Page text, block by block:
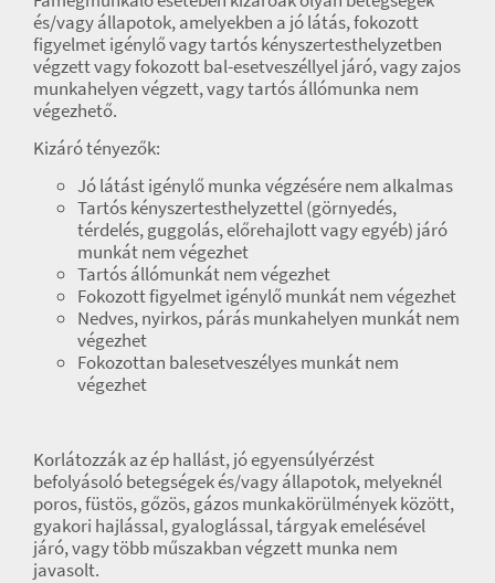
és/vagy állapotok, amelyekben a jó látás, fokozott
figyelmet igénylő vagy tartós kényszertesthelyzetben
végzett vagy fokozott bal-esetveszéllyel járó, vagy zajos
munkahelyen végzett, vagy tartós állómunka nem
végezhető.
Kizáró tényezők:
Jó látást igénylő munka végzésére nem alkalmas
Tartós kényszertesthelyzettel (görnyedés,
térdelés, guggolás, előrehajlott vagy egyéb) járó
munkát nem végezhet
Tartós állómunkát nem végezhet
Fokozott figyelmet igénylő munkát nem végezhet
Nedves, nyirkos, párás munkahelyen munkát nem
végezhet
Fokozottan balesetveszélyes munkát nem
végezhet
Korlátozzák az ép hallást, jó egyensúlyérzést
befolyásoló betegségek és/vagy állapotok, melyeknél
poros, füstös, gőzös, gázos munkakörülmények között,
gyakori hajlással, gyaloglással, tárgyak emelésével
járó, vagy több műszakban végzett munka nem
javasolt.